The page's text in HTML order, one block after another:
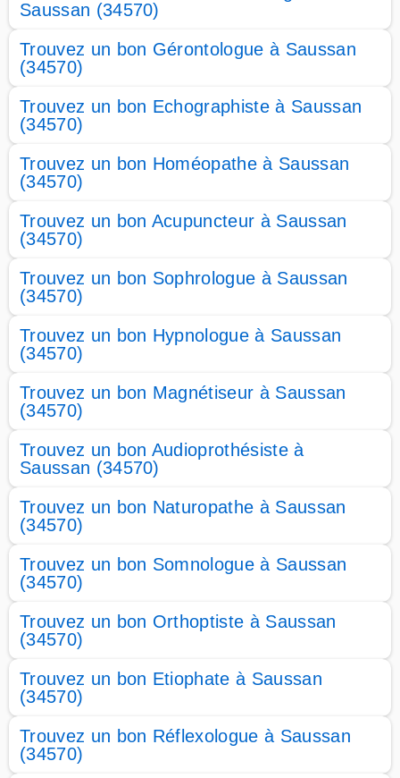
Saussan (34570)
Trouvez un bon Gérontologue à Saussan
(34570)
Trouvez un bon Echographiste à Saussan
(34570)
Trouvez un bon Homéopathe à Saussan
(34570)
Trouvez un bon Acupuncteur à Saussan
(34570)
Trouvez un bon Sophrologue à Saussan
(34570)
Trouvez un bon Hypnologue à Saussan
(34570)
Trouvez un bon Magnétiseur à Saussan
(34570)
Trouvez un bon Audioprothésiste à
Saussan (34570)
Trouvez un bon Naturopathe à Saussan
(34570)
Trouvez un bon Somnologue à Saussan
(34570)
Trouvez un bon Orthoptiste à Saussan
(34570)
Trouvez un bon Etiophate à Saussan
(34570)
Trouvez un bon Réflexologue à Saussan
(34570)